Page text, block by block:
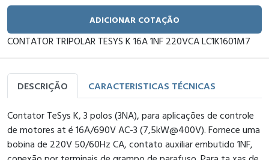
ADICIONAR COTAÇÃO
CONTATOR TRIPOLAR TESYS K 16A 1NF 220VCA LC1K1601M7
DESCRIÇÃO CARACTERISTICAS TÉCNICAS
Contator TeSys K, 3 polos (3NA), para aplicações de controle
de motores at é 16A/690V AC-3 (7,5kW@400V). Fornece uma
bobina de 220V 50/60Hz CA, contato auxiliar embutido 1NF,